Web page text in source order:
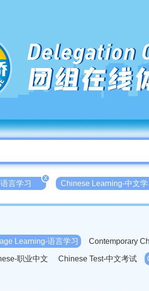
Delegation
团组在线
言学习
X
Chinese Learning-中文学
Learning-语言学习 Contemporary
职业中文 Chinese Test-中文考试